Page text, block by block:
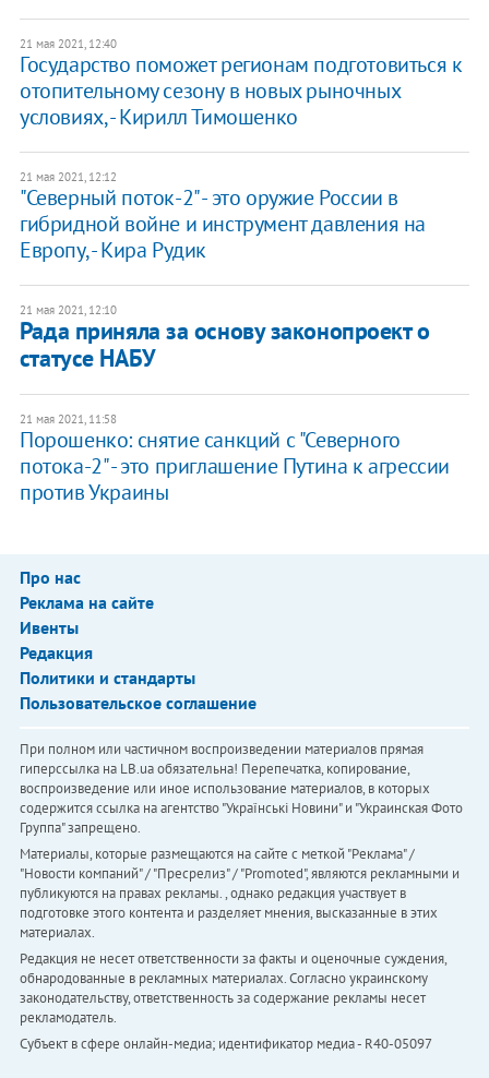
21 мая 2021, 12:40
Государство поможет регионам подготовиться к
отопительному сезону в новых рыночных
условиях, - Кирилл Тимошенко
21 мая 2021, 12:12
"Северный поток-2" - это оружие России в
гибридной войне и инструмент давления на
Европу, - Кира Рудик
21 мая 2021, 12:10
Рада приняла за основу законопроект о
статусе НАБУ
21 мая 2021, 11:58
Порошенко: снятие санкций с "Северного
потока-2" - это приглашение Путина к агрессии
против Украины
Про нас
Реклама на сайте
Ивенты
Редакция
Политики и стандарты
Пользовательское соглашение
При полном или частичном воспроизведении материалов прямая
гиперссылка на LB.ua обязательна! Перепечатка, копирование,
воспроизведение или иное использование материалов, в которых
содержится ссылка на агентство "Українськi Новини" и "Украинская Фото
Группа" запрещено.
Материалы, которые размещаются на сайте с меткой "Реклама" /
"Новости компаний" / "Пресрелиз" / "Promoted", являются рекламными и
публикуются на правах рекламы. , однако редакция участвует в
подготовке этого контента и разделяет мнения, высказанные в этих
материалах.
Редакция не несет ответственности за факты и оценочные суждения,
обнародованные в рекламных материалах. Согласно украинскому
законодательству, ответственность за содержание рекламы несет
рекламодатель.
Субъект в сфере онлайн-медиа; идентификатор медиа - R40-05097